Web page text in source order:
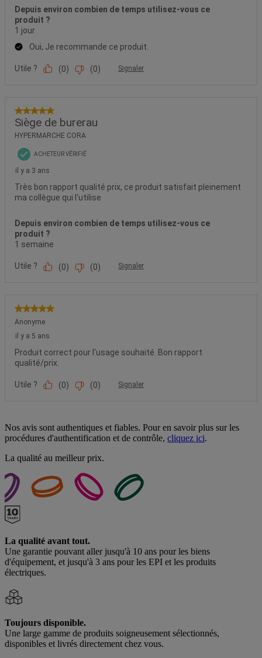
Nos avis sont authentiques et fiables. Pour en savoir plus sur les
procédures d'authentification et de contrôle, cliquez ici.
La qualité au meilleur prix.
La qualité avant tout.
Une garantie pouvant aller jusqu'à 10 ans pour les biens
d'équipement, et jusqu'à 3 ans pour les EPI et les produits
électriques.
Toujours disponible.
Une large gamme de produits soigneusement sélectionnés,
disponibles et livrés directement chez vous.